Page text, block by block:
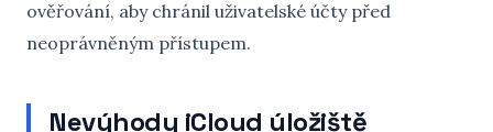
ověřování, aby chránil uživatelské účty před
neoprávněným přístupem.
Nevýhody iCloud úložiště